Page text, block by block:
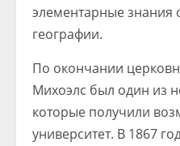
элементарные знания
географии.
По окончании
Михоэлс был один из
которые получили
университет. В 1867